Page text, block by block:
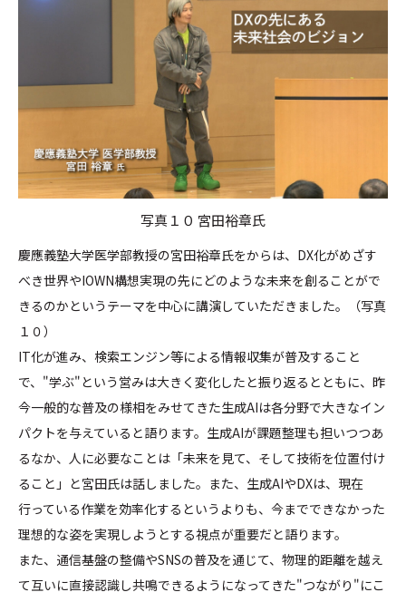
写真１０ 宮田裕章氏
慶應義塾大学医学部教授の宮田裕章氏をからは、DX化がめざす
べき世界やIOWN構想実現の先にどのような未来を創ることがで
きるのかというテーマを中心に講演していただきました。（写真
１０）
IT化が進み、検索エンジン等による情報収集が普及すること
で、"学ぶ"という営みは大きく変化したと振り返るとともに、昨
今一般的な普及の様相をみせてきた生成AIは各分野で大きなイン
パクトを与えていると語ります。生成AIが課題整理も担いつつあ
るなか、人に必要なことは「未来を見て、そして技術を位置付け
ること」と宮田氏は話しました。また、生成AIやDXは、現在
行っている作業を効率化するというよりも、今までできなかった
理想的な姿を実現しようとする視点が重要だと語ります。
また、通信基盤の整備やSNSの普及を通じて、物理的距離を越え
て互いに直接認識し共鳴できるようになってきた"つながり"にこ